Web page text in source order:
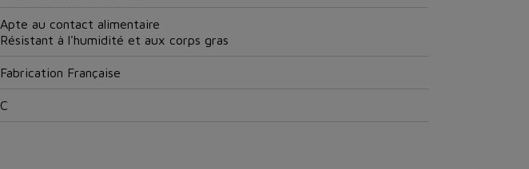
Apte au contact alimentaire
Résistant à l'humidité et aux corps gras
Fabrication Française
C